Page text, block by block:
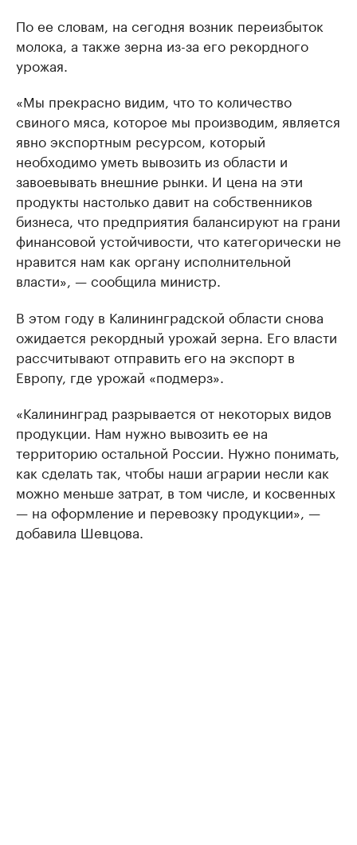
По ее словам, на сегодня возник переизбыток
молока, а также зерна из-за его рекордного
урожая.
«Мы прекрасно видим, что то количество
свиного мяса, которое мы производим, является
явно экспортным ресурсом, который
необходимо уметь вывозить из области и
завоевывать внешние рынки. И цена на эти
продукты настолько давит на собственников
бизнеса, что предприятия балансируют на грани
финансовой устойчивости, что категорически не
нравится нам как органу исполнительной
власти», — сообщила министр.
В этом году в Калининградской области снова
ожидается рекордный урожай зерна. Его власти
рассчитывают отправить его на экспорт в
Европу, где урожай «подмерз».
«Калининград разрывается от некоторых видов
продукции. Нам нужно вывозить ее на
территорию остальной России. Нужно понимать,
как сделать так, чтобы наши аграрии несли как
можно меньше затрат, в том числе, и косвенных
— на оформление и перевозку продукции», —
добавила Шевцова.